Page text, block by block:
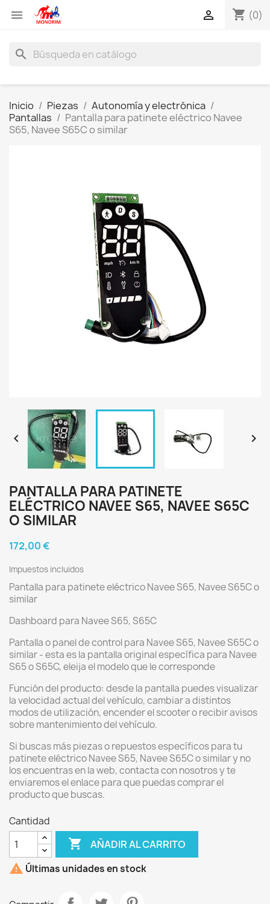
 shopping_cart (0)

search
Inicio Piezas
Autonomía y electrónica
Pantallas
Pantalla para patinete eléctrico Navee
S65, Navee S65C o similar
 
PANTALLA PARA PATINETE
ELÉCTRICO NAVEE S65, NAVEE S65C
O SIMILAR
172,00 €
Impuestos incluidos
Pantalla para patinete eléctrico Navee S65, Navee S65C o
similar
Dashboard para Navee S65, S65C
Pantalla o panel de control para Navee S65, Navee S65C o
similar - esta es la pantalla original específica para Navee
S65 o S65C, eleija el modelo que le corresponde
Función del producto: desde la pantalla puedes visualizar
la velocidad actual del vehículo, cambiar a distintos
modos de utilización, encender el scooter o recibir avisos
sobre mantenimiento del vehículo.
Si buscas más piezas o repuestos específicos para tu
patinete eléctrico Navee S65, Navee S65C o similar y no
los encuentras en la web, contacta con nosotros y te
enviaremos el enlace para que puedas comprar el
producto que buscas.
Cantidad
 AÑADIR AL CARRITO
 Últimas unidades en stock